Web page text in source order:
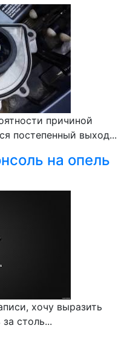
причиной
постепенный выход...
на опель
хочу выразить
столь...